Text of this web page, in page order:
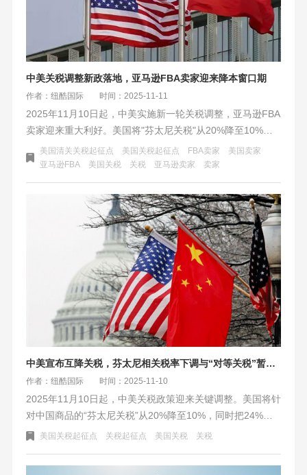
中美关税调整新政落地，亚马逊FBA卖家迎来降本窗口期
作者：纽酷国际 时间：2025-11-11
2025年11月10日起，中美实施新一轮关税调整，亚马逊FBA
卖家迎来重大利好。美国将"芬太尼关税"从20%降至10%，
并延长高额"对等关税"暂停期。这一政策直接降低大货卖家
的海运成本，部分品类关税降幅达93%，为跨境卖家提供至
美国清关关税起征点 美国关税起征点 FBA卖家
美国卖家
​亚马逊FBA
美国关税 关税 亚马逊卖家 卖家
中美宣布互降关税，芬太尼相关税率下调与“对等关税”暂停期延长至2026年
作者：纽酷国际 时间：2025-11-10
2025年11月10日起，中美关税政策迎来关键调整。美国将针
对中国商品的“芬太尼关税”从20%降至10%，同时把24%
的“对等关税”暂停期延长一年。中国也同步停止及暂停了部
免，并暂停征收中国船舶港口费。此举为跨境物流提供了至
美国关税起征点 关税起征点 美国关税 关税